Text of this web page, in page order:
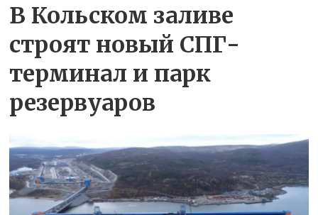
В Кольском заливе
строят новый СПГ-
терминал и парк
резервуаров